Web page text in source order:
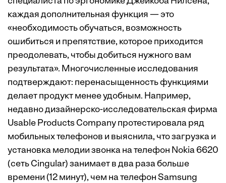
каждая дополнительная функция — это
«необходимость обучаться, возможность
ошибиться и препятствие, которое приходится
преодолевать, чтобы добиться нужного вам
результата». Многочисленные исследования
подтверждают: перенасыщенность функциями
делает продукт менее удобным. Например,
недавно дизайнерско-исследовательская фирма
Usable Products Company протестировала ряд
мобильных телефонов и выяснила, что загрузка и
установка мелодии звонка на телефон Nokia 6620
(сеть Cingular) занимает в два раза больше
времени (12 минут), чем на телефон Samsung